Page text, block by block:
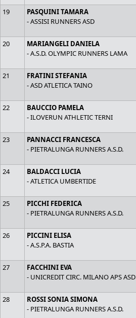
19
PASQUINI TAMARA
- ASSISI RUNNERS ASD
20
MARIANGELI DANIELA
- A.S.D. OLYMPIC RUNNERS LAMA
21
FRATINI STEFANIA
- ASD ATLETICA TAINO
22
BAUCCIO PAMELA
- ILOVERUN ATHLETIC TERNI
23
PANNACCI FRANCESCA
- PIETRALUNGA RUNNERS A.S.D.
24
BALDACCI LUCIA
- ATLETICA UMBERTIDE
25
PICCHI FEDERICA
- PIETRALUNGA RUNNERS A.S.D.
26
PICCINI ELISA
- A.S.P.A. BASTIA
27
FACCHINI EVA
- UNICREDIT CIRC. MILANO APS ASD
28
ROSSI SONIA SIMONA
- PIETRALUNGA RUNNERS A.S.D.